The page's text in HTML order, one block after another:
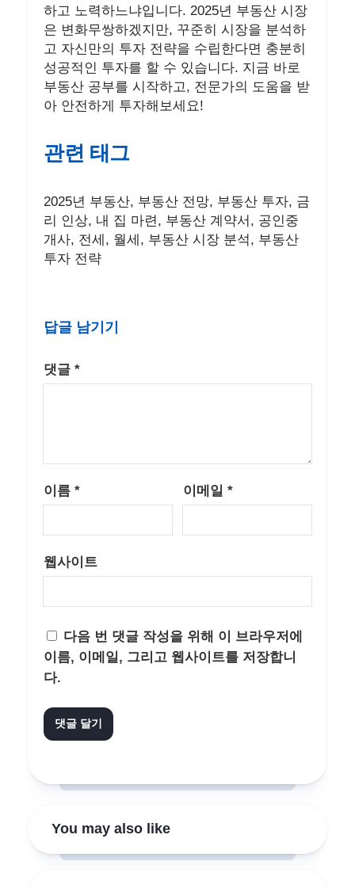
하고 노력하느냐입니다. 2025년 부동산 시장
은 변화무쌍하겠지만, 꾸준히 시장을 분석하
고 자신만의 투자 전략을 수립한다면 충분히
성공적인 투자를 할 수 있습니다. 지금 바로
부동산 공부를 시작하고, 전문가의 도움을 받
아 안전하게 투자해보세요!
관련 태그
2025년 부동산, 부동산 전망, 부동산 투자, 금
리 인상, 내 집 마련, 부동산 계약서, 공인중
개사, 전세, 월세, 부동산 시장 분석, 부동산
투자 전략
답글 남기기
댓글 *
이름 * 이메일 *
웹사이트
다음 번 댓글 작성을 위해 이 브라우저에
이름, 이메일, 그리고 웹사이트를 저장합니
다.
You may also like